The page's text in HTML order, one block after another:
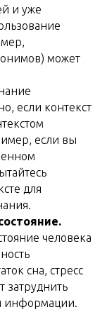
и уже
может
если контекст
если вы
для
человека
сна, стресс
затруднить
информации.